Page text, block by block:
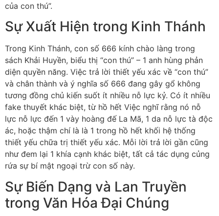
của con thú”.
Sự Xuất Hiện trong Kinh Thánh
Trong Kinh Thánh, con số 666 kính chào làng trong
sách Khải Huyền, biểu thị “con thú” – 1 anh hùng phản
diện quyền năng. Việc trả lời thiết yếu xác về “con thú”
và chân thành và ý nghĩa số 666 đang gây gổ không
tương đồng chủ kiến suốt ít nhiều nỗ lực kỷ. Có ít nhiều
fake thuyết khác biệt, từ hồ hết Việc nghĩ rằng nó nỗ
lực nỗ lực đến 1 vày hoàng đế La Mã, 1 da nỗ lực tà độc
ác, hoặc thậm chí là là 1 trong hồ hết khối hệ thống
thiết yếu chữa trị thiết yếu xác. Mỗi lời trả lời gần cũng
như đem lại 1 khía cạnh khác biệt, tất cả tác dụng củng
rứa sự bí mật ngoại trừ con số này.
Sự Biến Dạng và Lan Truyền
trong Văn Hóa Đại Chúng